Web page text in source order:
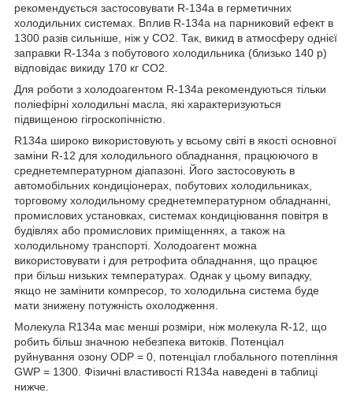
рекомендується застосовувати R-134a в герметичних
холодильних системах. Вплив R-134a на парниковий ефект в
1300 разів сильніше, ніж у СО2. Так, викид в атмосферу однієї
заправки R-134a з побутового холодильника (близько 140 р)
відповідає викиду 170 кг СО2.
Для роботи з холодоагентом R-134a рекомендуються тільки
поліефірні холодильні масла, які характеризуються
підвищеною гігроскопічністю.
R134a широко використовують у всьому світі в якості основної
заміни R-12 для холодильного обладнання, працюючого в
среднетемпературном діапазоні. Його застосовують в
автомобільних кондиціонерах, побутових холодильниках,
торговому холодильному среднетемпературном обладнанні,
промислових установках, системах кондиціювання повітря в
будівлях або промислових приміщеннях, а також на
холодильному транспорті. Холодоагент можна
використовувати і для ретрофита обладнання, що працює
при більш низьких температурах. Однак у цьому випадку,
якщо не замінити компресор, то холодильна система буде
мати знижену потужність охолодження.
Молекула R134a має менші розміри, ніж молекула R-12, що
робить більш значною небезпека витоків. Потенціал
руйнування озону ODP = 0, потенціал глобального потепління
GWP = 1300. Фізичні властивості R134a наведені в таблиці
нижче.